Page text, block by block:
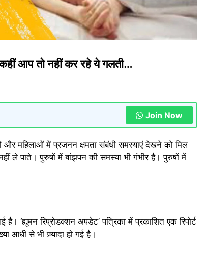
आप तो नहीं कर रहे ये गलती…
Join Now
महिलाओं में प्रजनन क्षमता संबंधी समस्याएं देखने को मिल
ले पाते। पुरुषों में बांझपन की समस्या भी गंभीर है। पुरुषों में
‘ह्यूमन रिप्रोडक्शन अपडेट’ पत्रिका में प्रकाशित एक रिपोर्ट
आधी से भी ज़्यादा हो गई है।